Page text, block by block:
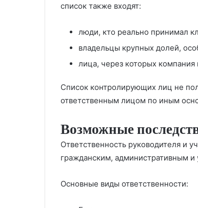
список также входят:
люди, кто реально принимал
владельцы крупных долей,
лица, через которых компания
Список контролирующих лиц не
ответственным лицом по иным
Возможные
Ответственность руководителя и
гражданским, административным
Основные виды ответственности: